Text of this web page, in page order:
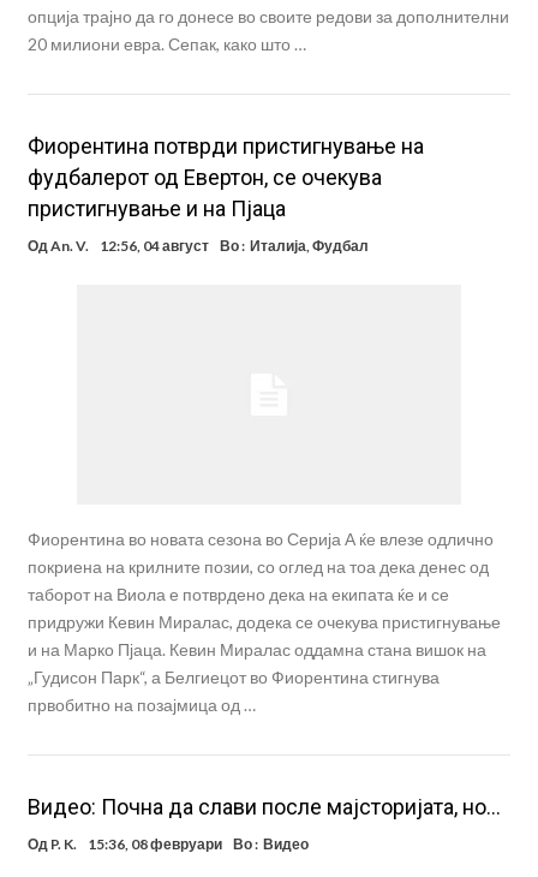
опција трајно да го донесе во своите редови за дополнителни
20 милиони евра. Сепак, како што …
Фиорентина потврди пристигнување на
фудбалерот од Евертон, се очекува
пристигнување и на Пјаца
Од An. V. 12:56, 04 август Во : Италија Фудбал
Фиорентина во новата сезона во Серија А ќе влезе одлично
покриена на крилните позии, со оглед на тоа дека денес од
таборот на Виола е потврдено дека на екипата ќе и се
придружи Кевин Миралас, додека се очекува пристигнување
и на Марко Пјаца. Кевин Миралас оддамна стана вишок на
„Гудисон Парк“, а Белгиецот во Фиорентина стигнува
првобитно на позајмица од …
Видео: Почна да слави после мајсторијата, но…
Од P. K. 15:36, 08 февруари Во : Видео